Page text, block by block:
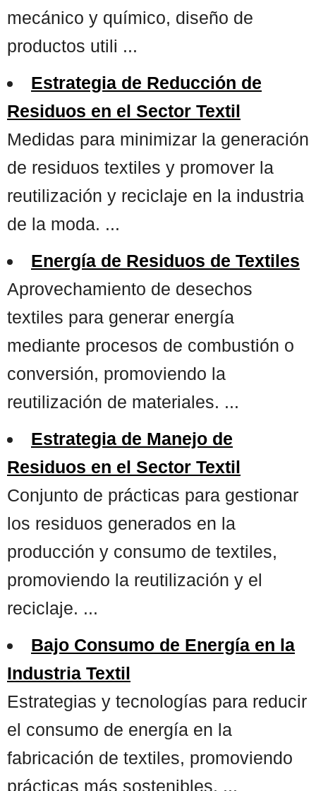
mecánico y químico, diseño de
productos utili ...
Estrategia de Reducción de
Residuos en el Sector Textil
Medidas para minimizar la generación
de residuos textiles y promover la
reutilización y reciclaje en la industria
de la moda. ...
Energía de Residuos de Textiles
Aprovechamiento de desechos
textiles para generar energía
mediante procesos de combustión o
conversión, promoviendo la
reutilización de materiales. ...
Estrategia de Manejo de
Residuos en el Sector Textil
Conjunto de prácticas para gestionar
los residuos generados en la
producción y consumo de textiles,
promoviendo la reutilización y el
reciclaje. ...
Bajo Consumo de Energía en la
Industria Textil
Estrategias y tecnologías para reducir
el consumo de energía en la
fabricación de textiles, promoviendo
prácticas más sostenibles. ...